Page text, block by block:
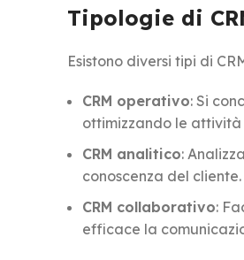
Tipologie di
Esistono diversi tipi di
CRM operativo: Si
ottimizzando le
CRM analitico:
conoscenza del cliente.
CRM collaborativo:
efficace la